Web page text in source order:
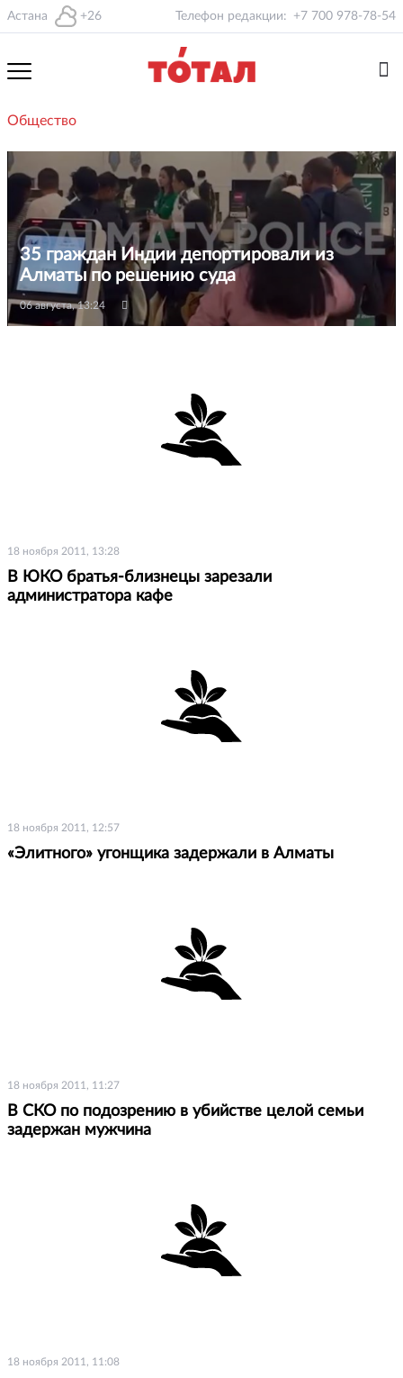
Астана +26 Телефон редакции: +7 700 978-78-54
Общество
35 граждан Индии депортировали из
Алматы по решению суда
06 августа, 13:24
18 ноября 2011, 13:28
В ЮКО братья-близнецы зарезали
администратора кафе
18 ноября 2011, 12:57
«Элитного» угонщика задержали в Алматы
18 ноября 2011, 11:27
В СКО по подозрению в убийстве целой семьи
задержан мужчина
18 ноября 2011, 11:08